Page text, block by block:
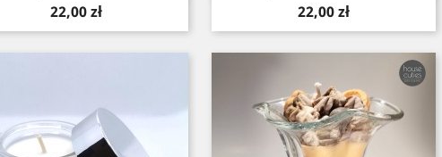
Cena
22,00 zł Cena
22,00 zł